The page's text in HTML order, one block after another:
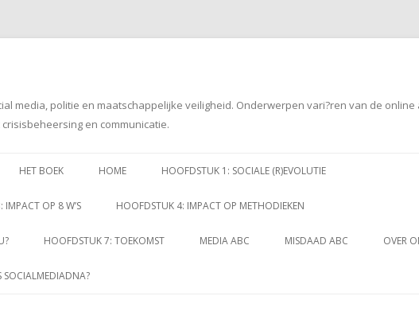
media, politie en maatschappelijke veiligheid. Onderwerpen vari?ren van de online
en communicatie.
naar
HET BOEK HOME HOOFDSTUK 1: SOCIALE (R)EVOLUTIE
OP 8 W’S HOOFDSTUK 4: IMPACT OP METHODIEKEN
HOOFDSTUK 7: TOEKOMST MEDIA ABC MISDAAD ABC OVER
SOCIALMEDIADNA?